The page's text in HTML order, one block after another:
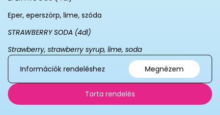
Eper, eperszörp, lime, szóda
STRAWBERRY SODA (4dl)
Strawberry, strawberry syrup, lime, soda
Információk rendeléshez
Megnézem
Torta rendelés